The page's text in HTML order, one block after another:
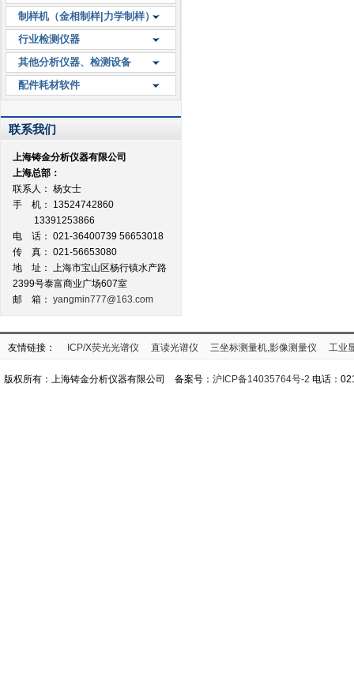
制样机（金相制样|力学制样）
行业检测仪器
其他分析仪器、检测设备
配件耗材软件
联系我们
上海铸金分析仪器有限公司
上海总部：
联系人： 杨女士
手 机： 13524742860
13391253866
电 话： 021-36400739 56653018
传 真： 021-56653080
地 址： 上海市宝山区杨行镇水产路
2399号泰富商业广场607室
邮 箱： yangmin777@163.com
友情链接： ICP/X荧光光谱仪 直读光谱仪 三坐标测量机,影像测量仪 工业
版权所有：上海铸金分析仪器有限公司 备案号： 沪ICP备14035764号-2 电话：